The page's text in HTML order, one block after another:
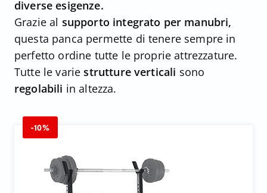
diverse esigenze.
Grazie al supporto integrato per manubri,
questa panca permette di tenere sempre in
perfetto ordine tutte le proprie attrezzature.
Tutte le variestrutture verticali sono
regolabili in altezza.
-10%